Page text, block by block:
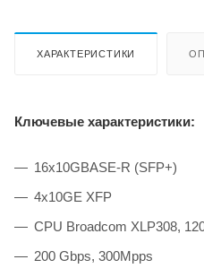
ХАРАКТЕРИСТИКИ
Ключевые характеристики:
16x10GBASE-R (SFP+)
4x10GE XFP
CPU Broadcom XLP308,
200 Gbps, 300Mpps